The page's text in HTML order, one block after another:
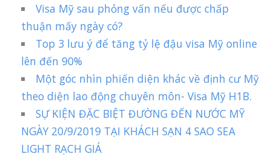
Visa Mỹ sau phỏng vấn nếu được chấp
thuận mấy ngày có?
Top 3 lưu ý để tăng tỷ lệ đậu visa Mỹ online
lên đến 90%
Một góc nhìn phiến diện khác về định cư Mỹ
theo diện lao động chuyên môn- Visa Mỹ H1B.
SỰ KIỆN ĐẶC BIỆT ĐƯỜNG ĐẾN NƯỚC MỸ
NGÀY 20/9/2019 TẠI KHÁCH SẠN 4 SAO SEA
LIGHT RẠCH GIÁ